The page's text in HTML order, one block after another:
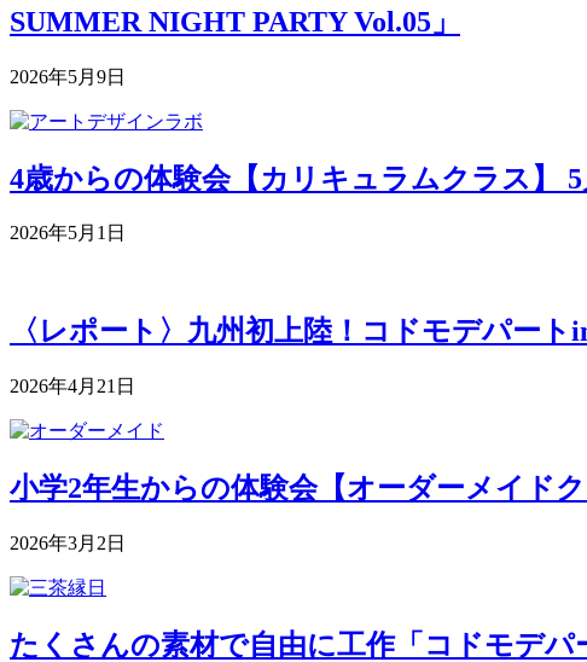
SUMMER NIGHT PARTY Vol.05」
2026年5月9日
4歳からの体験会【カリキュラムクラス】 5
2026年5月1日
〈レポート〉九州初上陸！コドモデパート
2026年4月21日
小学2年生からの体験会【オーダーメイド
2026年3月2日
たくさんの素材で自由に工作「コドモデパ